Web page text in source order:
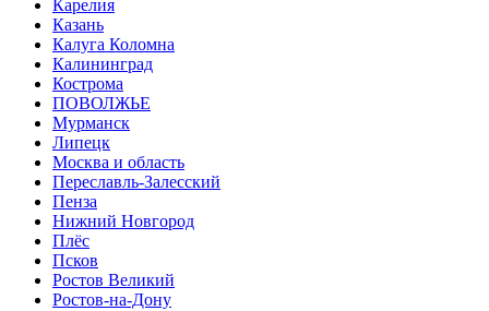
Карелия
Казань
Калуга Коломна
Калининград
Кострома
ПОВОЛЖЬЕ
Мурманск
Липецк
Москва и область
Переславль-Залесский
Пенза
Нижний Новгород
Плёс
Псков
Ростов Великий
Ростов-на-Дону